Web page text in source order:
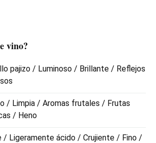
vino?
pajizo / Luminoso / Brillante / Reflejos
/ Limpia / Aromas frutales / Frutas
/ Heno
/ Ligeramente ácido / Crujiente / Fino /